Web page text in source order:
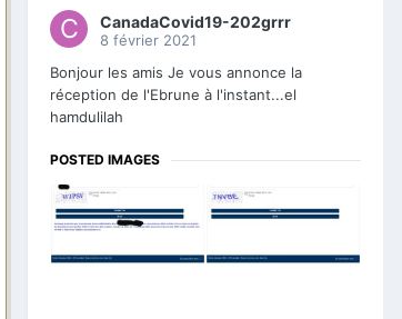
CanadaCovid19-202grrr
8 février 2021
Bonjour les amis Je vous annonce la
réception de l'Ebrune à l'instant...el
hamdulilah
POSTED IMAGES